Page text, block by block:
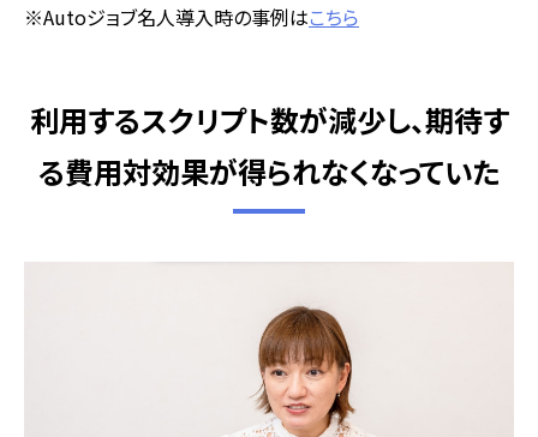
※Autoジョブ名人導入時の事例はこちら
利用するスクリプト数が減少し、期待す
る費用対効果が得られなくなっていた